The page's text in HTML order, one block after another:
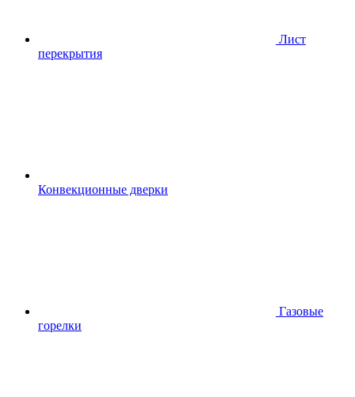
Лист
перекрытия
Конвекционные дверки
Газовые
горелки